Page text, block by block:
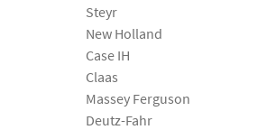
Steyr
New Holland
Case IH
Claas
Massey Ferguson
Deutz-Fahr